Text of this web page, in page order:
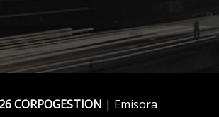
CORPOGESTION | Emisora